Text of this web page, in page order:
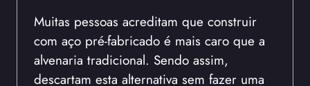
Muitas pessoas acreditam que construir
com aço pré-fabricado é mais caro que a
alvenaria tradicional. Sendo assim,
descartam esta alternativa sem fazer uma